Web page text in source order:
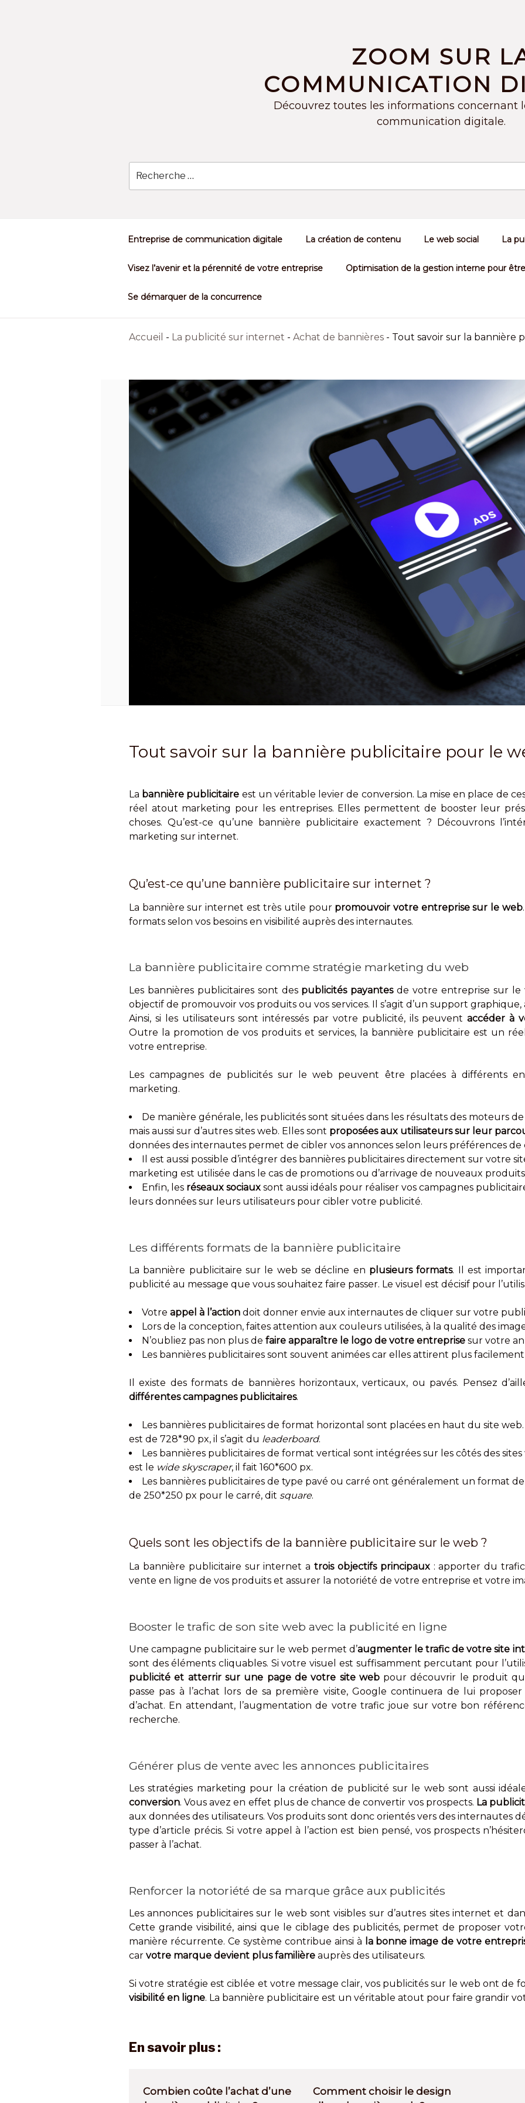
ZOOM SUR
COMMUNICATION
Découvrez toutes les informations concernant
communication digitale.
Entreprise de communication digitale La création de contenu Le web social La
Visez l’avenir et la pérennité de votre entreprise Optimisation de la gestion interne pour
Se démarquer de la concurrence
Accueil - La publicité sur internet - Achat de bannières - Tout savoir sur la bannière
Tout savoir sur la bannière publicitaire pour le
La bannière publicitaire est un véritable levier de conversion. La mise en place de
réel atout marketing pour les entreprises. Elles permettent de booster leur
choses. Qu’est-ce qu’une bannière publicitaire exactement ? Découvrons
marketing sur internet.
Qu’est-ce qu’une bannière publicitaire sur internet ?
La bannière sur internet est très utile pourpromouvoir votre entreprise sur le web
formats selon vos besoins en visibilité auprès des internautes.
La bannière publicitaire comme stratégie marketing du web
Les bannières publicitaires sont des publicités payantesde votre entreprise sur le
objectif de promouvoir vos produits ou vos services. Il s’agit d’un support
Ainsi, si les utilisateurs sont intéressés par votre publicité, ils peuventaccéder à
Outre la promotion de vos produits et services, la bannière publicitaire est un
votre entreprise.
Les campagnes de publicités sur le web peuvent être placées à différents
marketing.
De manière générale, les publicités sont situées dans les résultats des moteurs
mais aussi sur d’autres sites web. Elles sont proposées aux utilisateurs sur leur
données des internautes permet de cibler vos annonces selon leurs préférences de
Il est aussi possible d’intégrer des bannières publicitaires directement sur votre
marketing est utilisée dans le cas de promotions ou d’arrivage de nouveaux
Enfin, les réseaux sociaux sont aussi idéals pour réaliser vos campagnes
leurs données sur leurs utilisateurs pour cibler votre publicité.
Les différents formats de la bannière publicitaire
La bannière publicitaire sur le web se décline en plusieurs formats. Il est
publicité au message que vous souhaitez faire passer. Le visuel est décisif pour
Votre appel à l’action doit donner envie aux internautes de cliquer sur votre
Lors de la conception, faites attention aux couleurs utilisées, à la qualité des
N’oubliez pas non plus de faire apparaître le logo de votre entreprise sur votre
Les bannières publicitaires sont souvent animées car elles attirent plus
Il existe des formats de bannières horizontaux, verticaux, ou pavés. Pensez
différentes campagnes publicitaires.
Les bannières publicitaires de format horizontal sont placées en haut du site
est de 728*90 px, il s’agit du leaderboard.
Les bannières publicitaires de format vertical sont intégrées sur les côtés des
est le wide skyscraper, il fait 160*600 px.
Les bannières publicitaires de type pavé ou carré ont généralement un format
de 250*250 px pour le carré, dit square.
Quels sont les objectifs de la bannière publicitaire sur le web ?
La bannière publicitaire sur internet a trois objectifs principaux: apporter du
vente en ligne de vos produits et assurer la notoriété de votre entreprise et votre
Booster le trafic de son site web avec la publicité en ligne
Une campagne publicitaire sur le web permet d’augmenter le trafic de votre site
sont des éléments cliquables. Si votre visuel est suffisamment percutant pour
publicité et atterrir sur une page de votre site webpour découvrir le produit
passe pas à l’achat lors de sa première visite, Google continuera de lui
d’achat. En attendant, l’augmentation de votre trafic joue sur votre bon
recherche.
Générer plus de vente avec les annonces publicitaires
Les stratégies marketing pour la création de publicité sur le web sont aussi
conversion. Vous avez en effet plus de chance de convertir vos prospects. La
aux données des utilisateurs. Vos produits sont donc orientés vers des internautes
type d’article précis. Si votre appel à l’action est bien pensé, vos prospects
passer à l’achat.
Renforcer la notoriété de sa marque grâce aux publicités
Les annonces publicitaires sur le web sont visibles sur d’autres sites internet et
Cette grande visibilité, ainsi que le ciblage des publicités, permet de proposer
manière récurrente. Ce système contribue ainsi à la bonne image de votre
car votre marque devient plus familière auprès des utilisateurs.
Si votre stratégie est ciblée et votre message clair, vos publicités sur le web ont de
visibilité en ligne. La bannière publicitaire est un véritable atout pour faire grandir
En savoir plus :
Combien coûte l’achat d’une
Comment choisir le design